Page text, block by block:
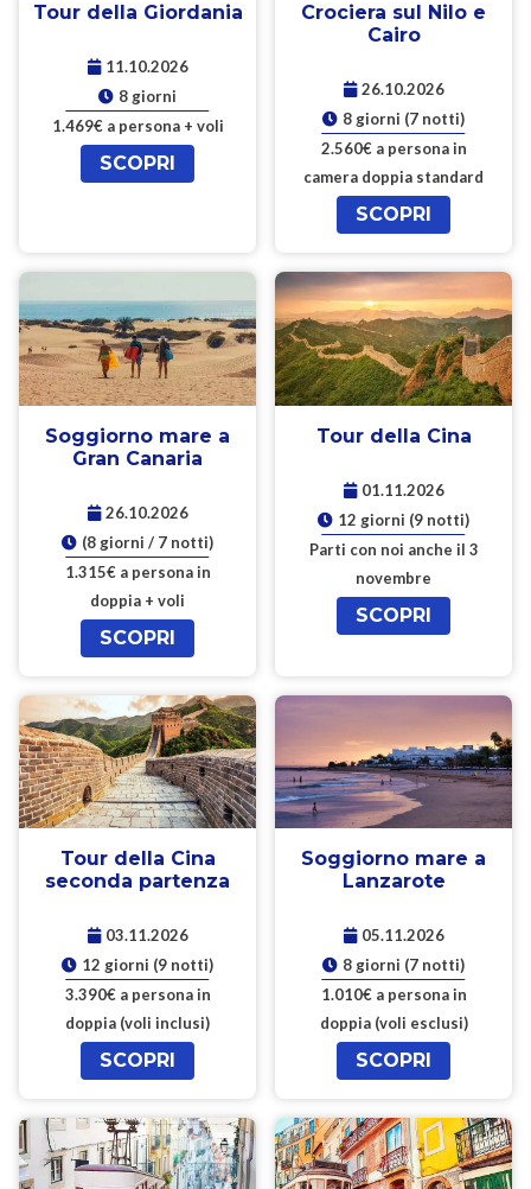
Tour della Giordania
11.10.2026
8 giorni
1.469€ a persona + voli
SCOPRI
Crociera sul Nilo e
Cairo
26.10.2026
8 giorni (7 notti)
2.560€ a persona in
camera doppia standard
SCOPRI
Soggiorno mare a
Gran Canaria
26.10.2026
(8 giorni / 7 notti)
1.315€ a persona in
doppia + voli
SCOPRI
Tour della Cina
01.11.2026
12 giorni (9 notti)
Parti con noi anche il 3
novembre
SCOPRI
Tour della Cina
seconda partenza
03.11.2026
12 giorni (9 notti)
3.390€ a persona in
doppia (voli inclusi)
SCOPRI
Soggiorno mare a
Lanzarote
05.11.2026
8 giorni (7 notti)
1.010€ a persona in
doppia (voli esclusi)
SCOPRI